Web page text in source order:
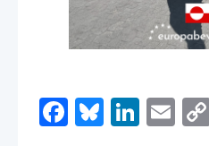
Facebook
Bluesky